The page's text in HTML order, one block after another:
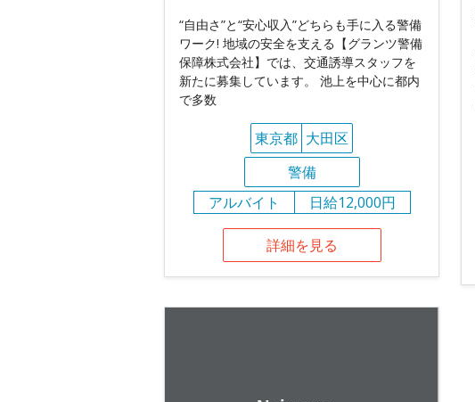
“自由さ”と“安心収入”どちらも手に入る警備
ワーク! 地域の安全を支える【グランツ警備
保障株式会社】では、交通誘導スタッフを
新たに募集しています。 池上を中心に都内
で多数
東京都 大田区
警備
アルバイト
日給12,000円
詳細を見る